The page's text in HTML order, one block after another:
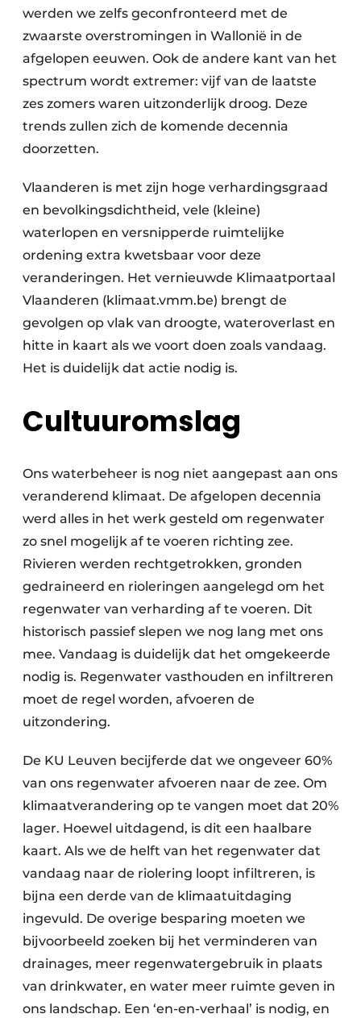
werden we zelfs geconfronteerd met de
zwaarste overstromingen in Wallonië in de
afgelopen eeuwen. Ook de andere kant van het
spectrum wordt extremer: vijf van de laatste
zes zomers waren uitzonderlijk droog. Deze
trends zullen zich de komende decennia
doorzetten.
Vlaanderen is met zijn hoge verhardingsgraad
en bevolkingsdichtheid, vele (kleine)
waterlopen en versnipperde ruimtelijke
ordening extra kwetsbaar voor deze
veranderingen. Het vernieuwde Klimaatportaal
Vlaanderen (klimaat.vmm.be) brengt de
gevolgen op vlak van droogte, wateroverlast en
hitte in kaart als we voort doen zoals vandaag.
Het is duidelijk dat actie nodig is.
Cultuuromslag
Ons waterbeheer is nog niet aangepast aan ons
veranderend klimaat. De afgelopen decennia
werd alles in het werk gesteld om regenwater
zo snel mogelijk af te voeren richting zee.
Rivieren werden rechtgetrokken, gronden
gedraineerd en rioleringen aangelegd om het
regenwater van verharding af te voeren. Dit
historisch passief slepen we nog lang met ons
mee. Vandaag is duidelijk dat het omgekeerde
nodig is. Regenwater vasthouden en infiltreren
moet de regel worden, afvoeren de
uitzondering.
De KU Leuven becijferde dat we ongeveer 60%
van ons regenwater afvoeren naar de zee. Om
klimaatverandering op te vangen moet dat 20%
lager. Hoewel uitdagend, is dit een haalbare
kaart. Als we de helft van het regenwater dat
vandaag naar de riolering loopt infiltreren, is
bijna een derde van de klimaatuitdaging
ingevuld. De overige besparing moeten we
bijvoorbeeld zoeken bij het verminderen van
drainages, meer regenwatergebruik in plaats
van drinkwater, en water meer ruimte geven in
ons landschap. Een ‘en-en-verhaal’ is nodig, en